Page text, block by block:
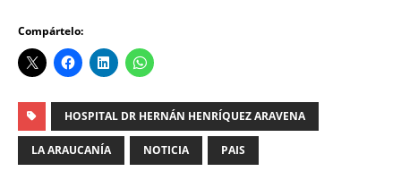
Compártelo:
HOSPITAL DR HERNÁN HENRÍQUEZ ARAVENA
LA ARAUCANÍA NOTICIA PAIS